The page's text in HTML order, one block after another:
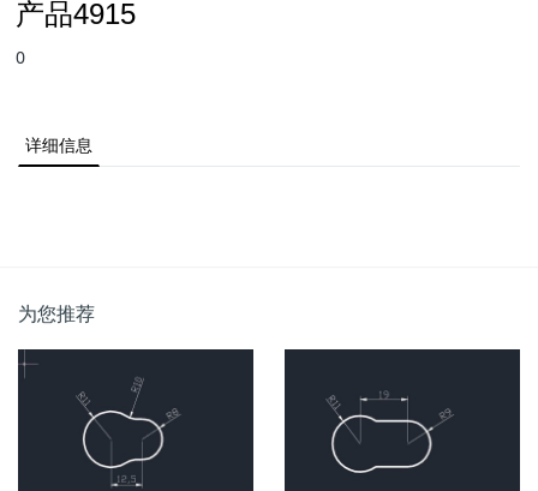
产品4915
0
详细信息
为您推荐